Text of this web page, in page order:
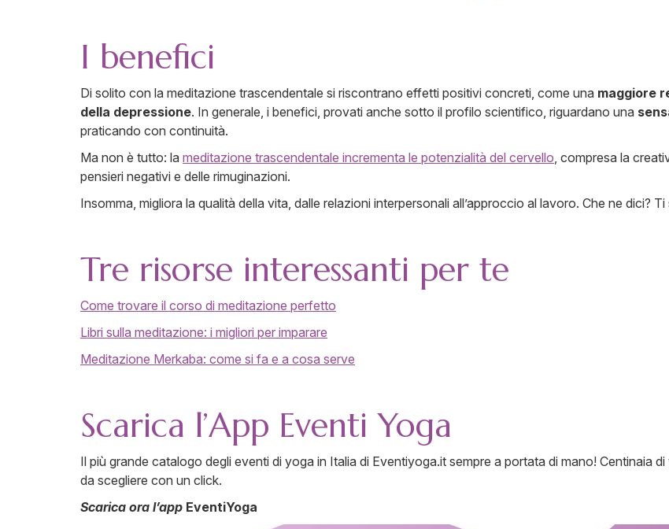
I benefici
Di solito con la meditazione trascendentale si riscontrano effetti positivi concreti, come una maggiore
della depressione. In generale, i benefici, provati anche sotto il profilo scientifico, riguardano una
praticando con continuità.
Ma non è tutto: la meditazione trascendentale incrementa le potenzialità del cervello, compresa la
pensieri negativi e delle rimuginazioni.
Insomma, migliora la qualità della vita, dalle relazioni interpersonali all’approccio al lavoro. Che ne dici?
Tre risorse interessanti per te
Come trovare il corso di meditazione perfetto
Libri sulla meditazione: i migliori per imparare
Meditazione Merkaba: come si fa e a cosa serve
Scarica l’App Eventi Yoga
Il più grande catalogo degli eventi di yoga in Italia di Eventiyoga.it sempre a portata di mano! Centinaia
da scegliere con un click.
Scarica ora l’app EventiYoga